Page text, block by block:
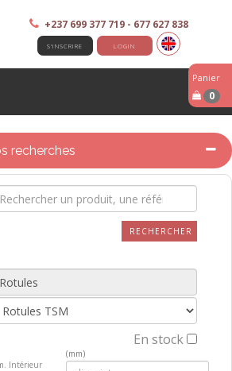
Panier
0
+237 699 377 719 - 677 627 838
S'INSCRIRE LOGIN
recherches
RECHERCHER
En stock
(mm)
Intérieur